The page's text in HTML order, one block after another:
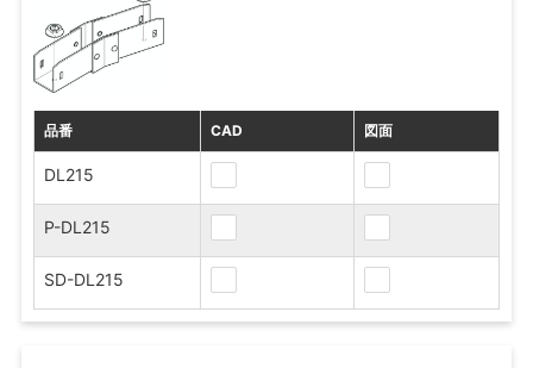
品番 CAD 図面
DL215
P-DL215
SD-DL215